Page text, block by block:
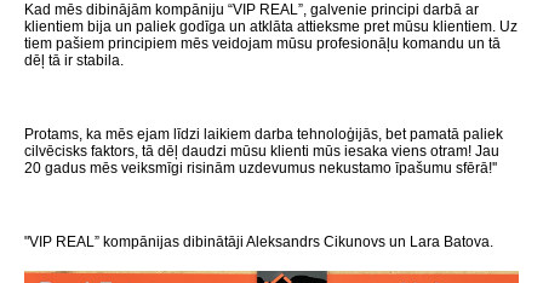
Kad mēs dibinājām kompāniju “VIP REAL”, galvenie principi darbā ar
klientiem bija un paliek godīga un atklāta attieksme pret mūsu klientiem. Uz
tiem pašiem principiem mēs veidojam mūsu profesionāļu komandu un tā
dēļ tā ir stabila.
Protams, ka mēs ejam līdzi laikiem darba tehnoloģijās, bet pamatā paliek
cilvēcisks faktors, tā dēļ daudzi mūsu klienti mūs iesaka viens otram! Jau
20 gadus mēs veiksmīgi risinām uzdevumus nekustamo īpašumu sfērā!''
"VIP REAL” kompānijas dibinātāji Aleksandrs Cikunovs un Lara Batova.